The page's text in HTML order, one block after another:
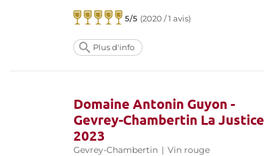
5/5 (2020 / 1 avis)
Plus d'info
Domaine Antonin Guyon -
Gevrey-Chambertin La Justice
2023
Gevrey-Chambertin | Vin rouge